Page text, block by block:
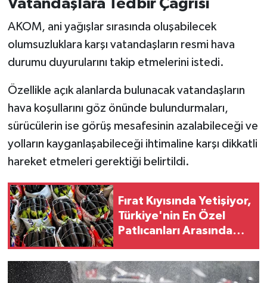
Vatandaşlara Tedbir Çağrısı
AKOM, ani yağışlar sırasında oluşabilecek
olumsuzluklara karşı vatandaşların resmi hava
durumu duyurularını takip etmelerini istedi.
Özellikle açık alanlarda bulunacak vatandaşların
hava koşullarını göz önünde bulundurmaları,
sürücülerin ise görüş mesafesinin azalabileceği ve
yolların kayganlaşabileceği ihtimaline karşı dikkatli
hareket etmeleri gerektiği belirtildi.
Fırat Kıyısında Yetişiyor,
Türkiye'nin En Özel
Patlıcanları Arasında